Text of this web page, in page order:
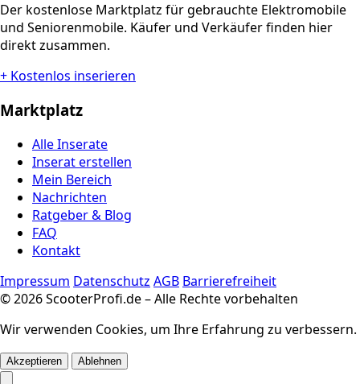
Der kostenlose Marktplatz für gebrauchte Elektromobile
und Seniorenmobile. Käufer und Verkäufer finden hier
direkt zusammen.
+ Kostenlos inserieren
Marktplatz
Alle Inserate
Inserat erstellen
Mein Bereich
Nachrichten
Ratgeber & Blog
FAQ
Kontakt
Impressum Datenschutz AGB Barrierefreiheit
© 2026 ScooterProfi.de – Alle Rechte vorbehalten
Wir verwenden Cookies, um Ihre Erfahrung zu verbessern.
Akzeptieren Ablehnen